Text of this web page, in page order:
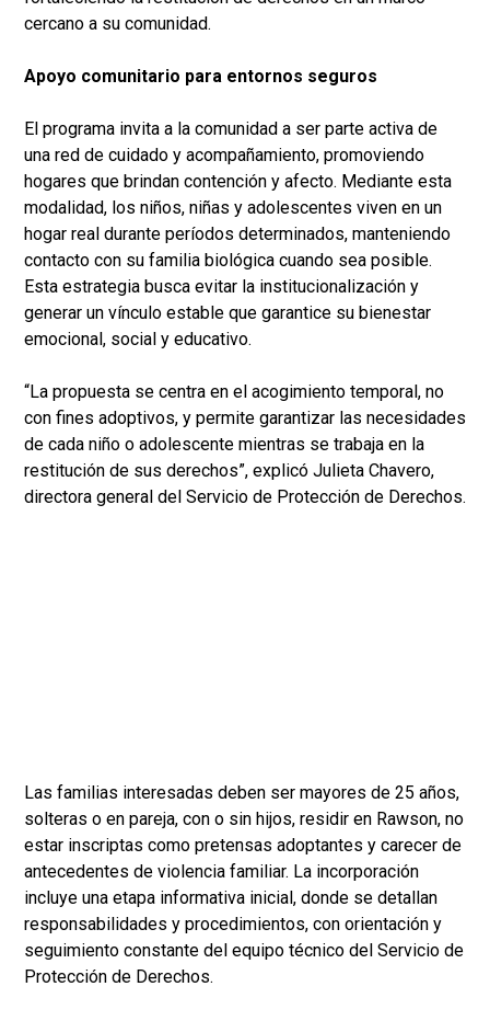
cercano a su comunidad.
Apoyo comunitario para entornos seguros
El programa invita a la comunidad a ser parte activa de
una red de cuidado y acompañamiento, promoviendo
hogares que brindan contención y afecto. Mediante esta
modalidad, los niños, niñas y adolescentes viven en un
hogar real durante períodos determinados, manteniendo
contacto con su familia biológica cuando sea posible.
Esta estrategia busca evitar la institucionalización y
generar un vínculo estable que garantice su bienestar
emocional, social y educativo.
“La propuesta se centra en el acogimiento temporal, no
con fines adoptivos, y permite garantizar las necesidades
de cada niño o adolescente mientras se trabaja en la
restitución de sus derechos”, explicó Julieta Chavero,
directora general del Servicio de Protección de Derechos.
Las familias interesadas deben ser mayores de 25 años,
solteras o en pareja, con o sin hijos, residir en Rawson, no
estar inscriptas como pretensas adoptantes y carecer de
antecedentes de violencia familiar. La incorporación
incluye una etapa informativa inicial, donde se detallan
responsabilidades y procedimientos, con orientación y
seguimiento constante del equipo técnico del Servicio de
Protección de Derechos.